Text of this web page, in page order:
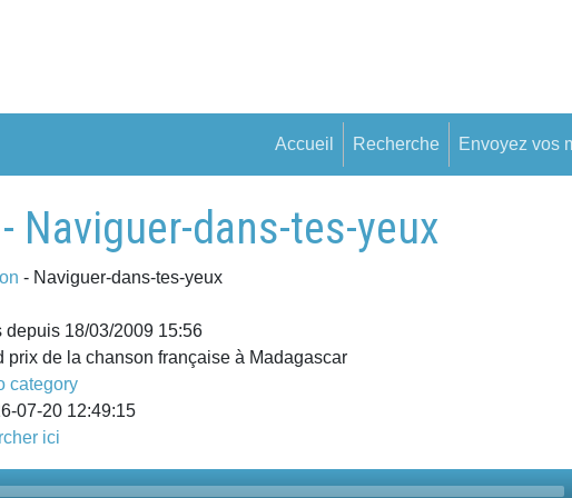
Accueil Recherche Envoyez vos
Naviguer-dans-tes-yeux
- Naviguer-dans-tes-yeux
depuis 18/03/2009 15:56
prix de la chanson française à Madagascar
category
07-20 12:49:15
ici